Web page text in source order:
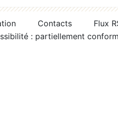
Contacts
Flux
: partiellement